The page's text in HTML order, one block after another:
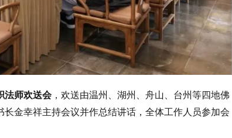
法师欢送会，欢送由温州、湖州、舟山、台州等四地佛
金幸祥主持会议并作总结讲话，全体工作人员参加会